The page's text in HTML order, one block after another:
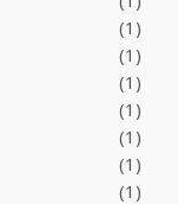
(1)
(1)
(1)
(1)
(1)
(1)
(1)